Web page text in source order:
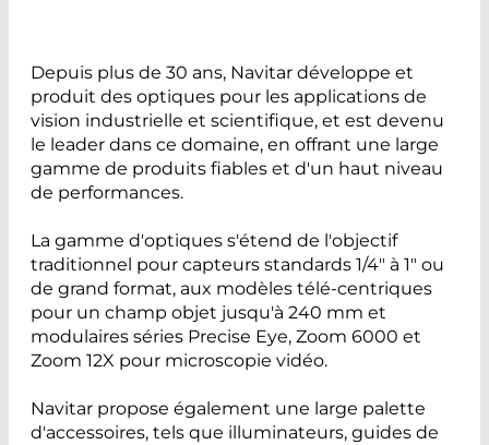
Depuis plus de 30 ans, Navitar développe et
produit des optiques pour les applications de
vision industrielle et scientifique, et est devenu
le leader dans ce domaine, en offrant une large
gamme de produits fiables et d'un haut niveau
de performances.
La gamme d'optiques s'étend de l'objectif
traditionnel pour capteurs standards 1/4" à 1" ou
de grand format, aux modèles télé-centriques
pour un champ objet jusqu'à 240 mm et
modulaires séries Precise Eye, Zoom 6000 et
Zoom 12X pour microscopie vidéo.
Navitar propose également une large palette
d'accessoires, tels que illuminateurs, guides de